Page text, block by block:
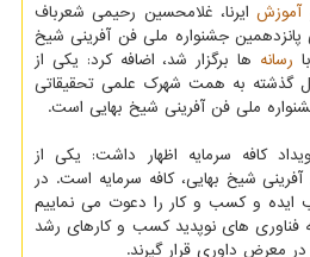
آموزشایرنا، غلامحسین رحیمی شعرباف
جشنواره ملی فن آفرینی شیخ
رسانه ها برگزار شد، اضافه کرد: یکی از
مهم که در ۱۸ سال گذشته به همت شهرک علمی تحقیقاتی
ملی فن آفرینی شیخ بهایی است.
کافه سرمایه اظهار داشت: یکی از
شیخ بهایی، کافه سرمایه است. در
ایده و کسب و کار را دعوت می نماییم
فناوری های نوپدید کسب و کارهای رشد
در معرض داوری قرار گیرند.